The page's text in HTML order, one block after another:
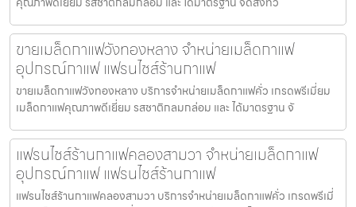
ขายเมล็ดกาแฟวังทองหลาง จำหน่ายเมล็ดกาแฟ
อุปกรณ์กาแฟ แฟรนไชส์ร้านกาแฟ
ขายเมล็ดกาแฟวังทองหลาง บริการจำหน่ายเมล็ดกาแฟคั่ว เกรดพรีเมี่ยม
เมล็ดกาแฟคุณภาพดีเยี่ยม รสชาติกลมกล่อม และ ได้มาตรฐาน จั
แฟรนไชส์ร้านกาแฟคลองสามวา จำหน่ายเมล็ดกาแฟ
อุปกรณ์กาแฟ แฟรนไชส์ร้านกาแฟ
แฟรนไชส์ร้านกาแฟคลองสามวา บริการจำหน่ายเมล็ดกาแฟคั่ว เกรดพรีเมี่